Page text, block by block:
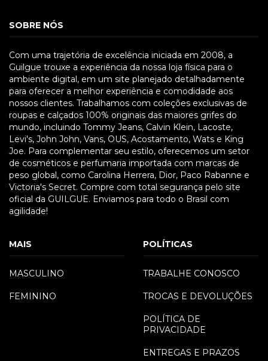
SOBRE NÓS
Com uma trajetória de excelência iniciada em 2008, a
Guilgue trouxe a experiência da nossa loja física para o
ambiente digital, em um site planejado detalhadamente
para oferecer a melhor experiência e comodidade aos
nossos clientes. Trabalhamos com coleções exclusivas de
roupas e calçados 100% originais das maiores grifes do
mundo, incluindo Tommy Jeans, Calvin Klein, Lacoste,
Levi's, John John, Vans, OUS, Acostamento, Wats e King
Joe. Para complementar seu estilo, oferecemos um setor
de cosméticos e perfumaria importada com marcas de
peso global, como Carolina Herrera, Dior, Paco Rabanne e
Victoria's Secret. Compre com total segurança pelo site
oficial da GUILGUE. Enviamos para todo o Brasil com
agilidade!
MAIS
MASCULINO
FEMININO
POLÍTICAS
TRABALHE CONOSCO
TROCAS E DEVOLUÇÕES
POLÍTICA DE
PRIVACIDADE
ENTREGAS E PRAZOS